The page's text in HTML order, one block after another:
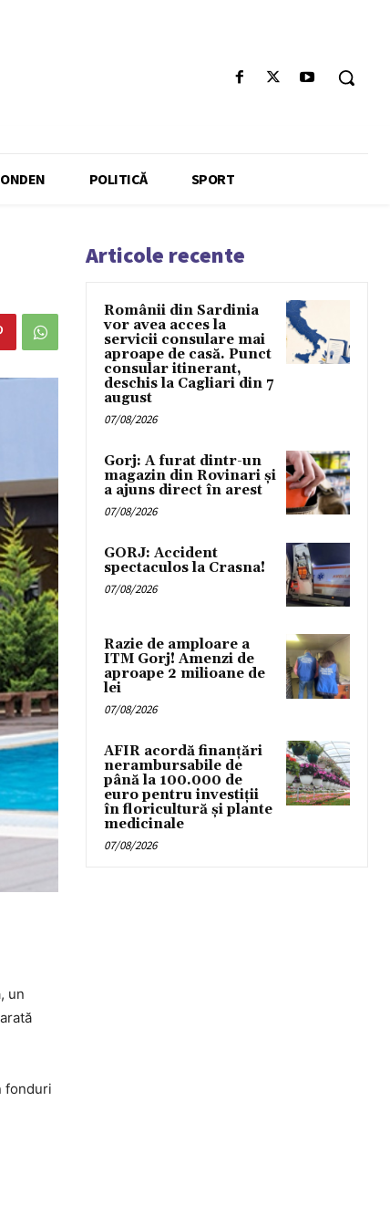
POLITICĂ SPORT
un
fonduri
Articole recente
Românii din Sardinia
vor avea acces la
servicii consulare mai
aproape de casă. Punct
consular itinerant,
deschis la Cagliari din 7
august
07/08/2026
Gorj: A furat dintr-un
magazin din Rovinari și
a ajuns direct în arest
07/08/2026
GORJ: Accident
spectaculos la Crasna!
07/08/2026
Razie de amploare a
ITM Gorj! Amenzi de
aproape 2 milioane de
lei
07/08/2026
AFIR acordă finanțări
nerambursabile de
până la 100.000 de
euro pentru investiții
în floricultură și plante
medicinale
07/08/2026